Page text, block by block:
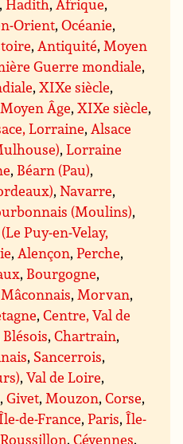
Orient,Océanie,
, Antiquité, Moyen
Guerre mondiale,
,XIXe siècle,
Moyen Âge,XIXe siècle,
Lorraine, Alsace
,Lorraine
, Béarn (Pau),
,Navarre,
(Moulins),
Puy-en-Velay,
, Alençon,Perche,
, Bourgogne,
Mâconnais, Morvan,
,Centre, Val de
Blésois,Chartrain,
, Sancerrois,
,Val de Loire,
,Givet, Mouzon,Corse,
de-France,Paris,Île-
,Cévennes,